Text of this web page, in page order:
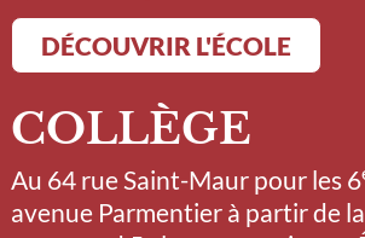
DÉCOUVRIR L'ÉCOLE
COLLÈGE
Au 64 rue Saint-Maur pour les 6
avenue Parmentier à partir de